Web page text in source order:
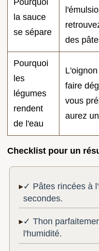
Pourquoi
la sauce
se sépare
des
Pourquoi
les
légumes
rendent
de l'eau
faire
vous
aurez
Checklist pour un
✓ Pâtes rincées à
secondes.
✓ Thon
l'humidité.